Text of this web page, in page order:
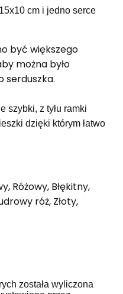
cm i jedno serce
być większego
można było
serduszka.
szybki, z tyłu ramki
dzięki którym łatwo
Różowy, Błękitny,
róż, Złoty,
została wyliczona